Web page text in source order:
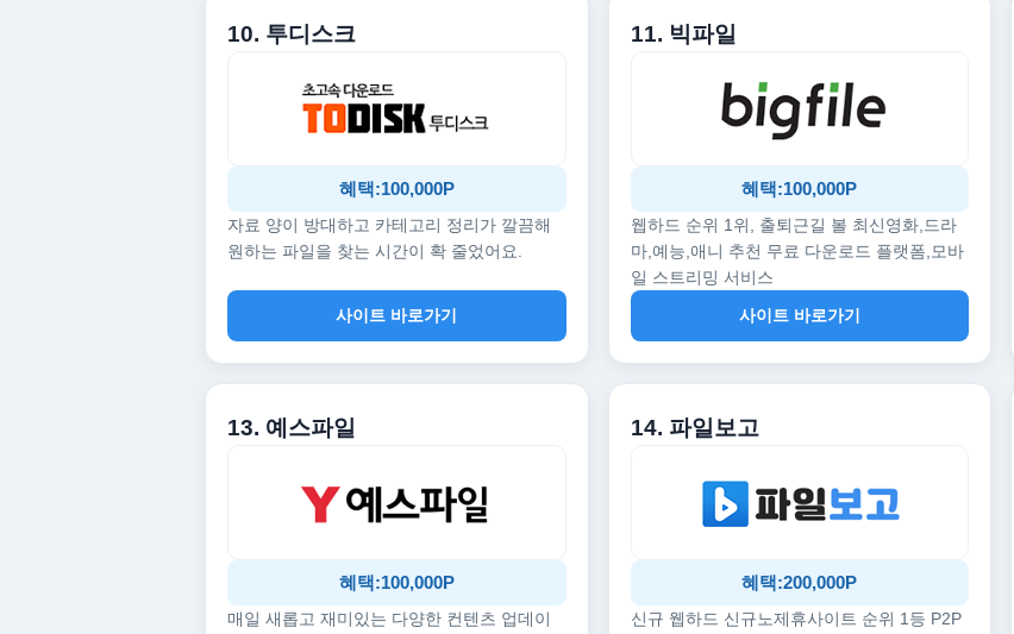
10. 투디스크
혜택:100,000P
자료 양이 방대하고 카테고리 정리가 깔끔해
원하는 파일을 찾는 시간이 확 줄었어요.
사이트 바로가기
11. 빅파일
혜택:100,000P
웹하드 순위 1위, 출퇴근길 볼 최신영화,드라
마,예능,애니 추천 무료 다운로드 플랫폼,모바
일 스트리밍 서비스
사이트 바로가기
13. 예스파일
혜택:100,000P
매일 새롭고 재미있는 다양한 컨텐츠 업데이
14. 파일보고
혜택:200,000P
신규 웹하드 신규노제휴사이트 순위 1등 P2P